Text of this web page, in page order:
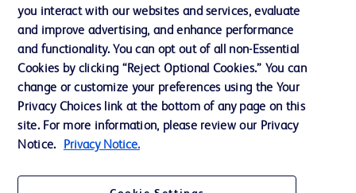
Nous contacter
Préférences en matière de cookies
Confidentialité
you interact with our websites and services, evaluate
and improve advertising, and enhance performance
and functionality. You can opt out of all non-Essential
Cookies by clicking “Reject Optional Cookies.” You can
change or customize your preferences using the Your
Privacy Choices link at the bottom of any page on this
site. For more information, please review our Privacy
Notice.
Privacy Notice.